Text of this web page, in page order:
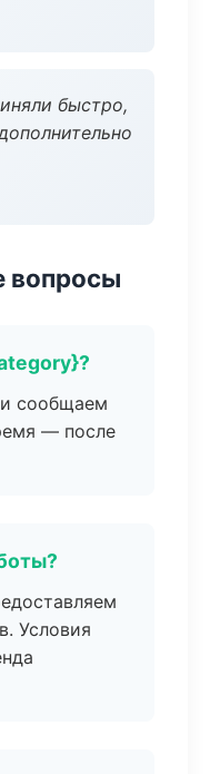
быстро,
вопросы
сообщаем
— после
Условия